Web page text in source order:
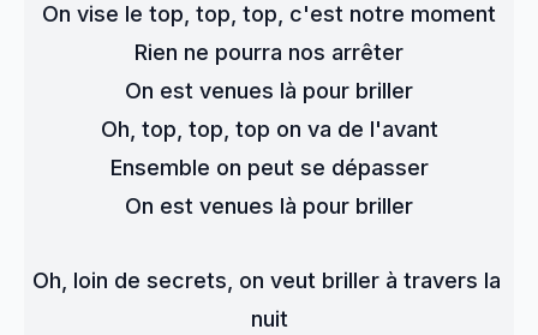
On vise le top, top, top, c'est notre moment
Rien ne pourra nos arrêter
On est venues là pour briller
Oh, top, top, top on va de l'avant
Ensemble on peut se dépasser
On est venues là pour briller
Oh, loin de secrets, on veut briller à travers la
nuit